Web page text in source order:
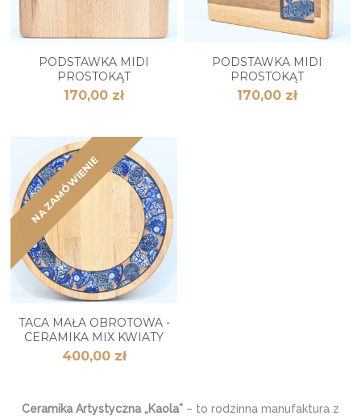
PODSTAWKA MIDI
PROSTOKĄT
170,00 zł
PODSTAWKA MIDI
PROSTOKĄT
170,00 zł
NA ZAMÓWIENIE
TACA MAŁA OBROTOWA -
CERAMIKA MIX KWIATY
400,00 zł
Ceramika Artystyczna „Kaola”– to rodzinna manufaktura z